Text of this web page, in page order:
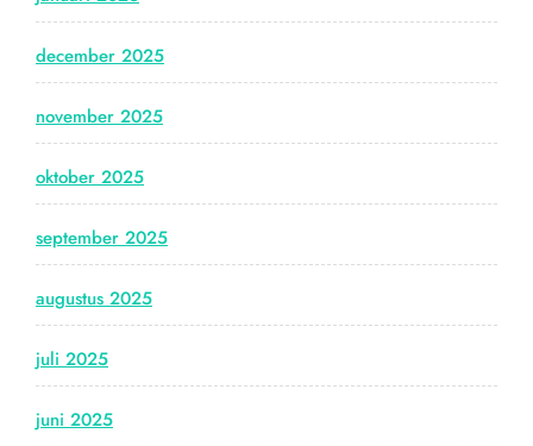
december 2025
november 2025
oktober 2025
september 2025
augustus 2025
juli 2025
juni 2025